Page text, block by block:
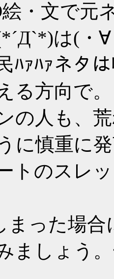
絵・文で
は(・
ﾊｧﾊｧネタ
る方向で。
の人も、
に慎重に
トのスレ
った場合
ましょう